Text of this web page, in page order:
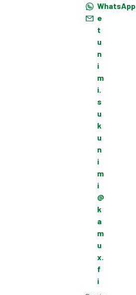
WhatsApp
e
t
u
n
i
m
i.
s
u
k
u
n
i
m
i
@
k
a
m
u
x.
f
i